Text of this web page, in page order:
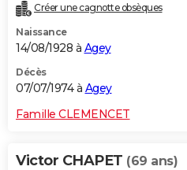
Créer une cagnotte obsèques
Naissance
14/08/1928 à Agey
Décès
07/07/1974 à Agey
Famille CLEMENCET
Victor CHAPET (69 ans)